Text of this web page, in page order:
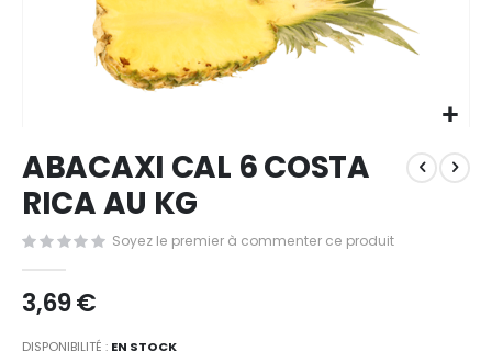
au
début
de
la
Galerie
d’images
ABACAXI CAL 6 COSTA
RICA AU KG
Soyez le premier à commenter ce produit
3,69 €
DISPONIBILITÉ : EN STOCK